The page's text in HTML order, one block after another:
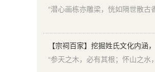
【宗祠百家】挖掘姓氏文化内涵